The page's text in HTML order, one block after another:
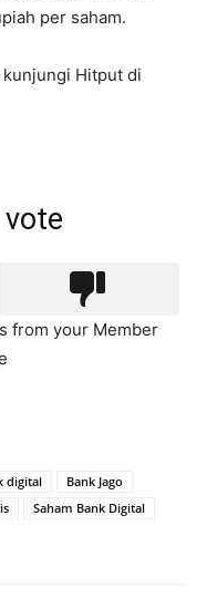
per saham.
Hitput di
vote
from your Member
digital
Bank Jago
Saham Bank Digital